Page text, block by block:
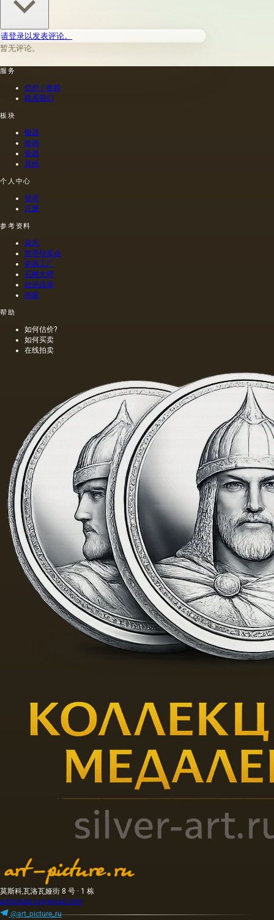
请登录以发表评论。
暂无评论。
服务
估价 / 收购
联系我们
板块
银器
绘画
瓷器
其他
个人中心
登录
注册
参考资料
杂志
世界拍卖会
瓷器工厂
石雕大师
款识目录
画家
帮助
如何估价?
如何买卖
在线拍卖
莫斯科,瓦洛瓦娅街 8 号 · 1 栋
artpicture.ru@gmail.com
@art_picture_ru